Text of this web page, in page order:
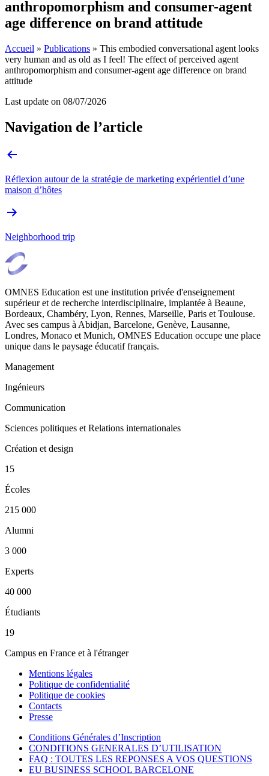
anthropomorphism and consumer-agent
age difference on brand attitude
Accueil » Publications » This embodied conversational agent looks
very human and as old as I feel! The effect of perceived agent
anthropomorphism and consumer-agent age difference on brand
attitude
Last update on 08/07/2026
Navigation de l’article
Réflexion autour de la stratégie de marketing expérientiel d’une
maison d’hôtes
Neighborhood trip
OMNES Education est une institution privée d'enseignement
supérieur et de recherche interdisciplinaire, implantée à Beaune,
Bordeaux, Chambéry, Lyon, Rennes, Marseille, Paris et Toulouse.
Avec ses campus à Abidjan, Barcelone, Genève, Lausanne,
Londres, Monaco et Munich, OMNES Education occupe une place
unique dans le paysage éducatif français.
Management
Ingénieurs
Communication
Sciences politiques et Relations internationales
Création et design
15
Écoles
215 000
Alumni
3 000
Experts
40 000
Étudiants
19
Campus en France et à l'étranger
Mentions légales
Politique de confidentialité
Politique de cookies
Contacts
Presse
Conditions Générales d’Inscription
CONDITIONS GENERALES D’UTILISATION
FAQ : TOUTES LES REPONSES A VOS QUESTIONS
EU BUSINESS SCHOOL BARCELONE